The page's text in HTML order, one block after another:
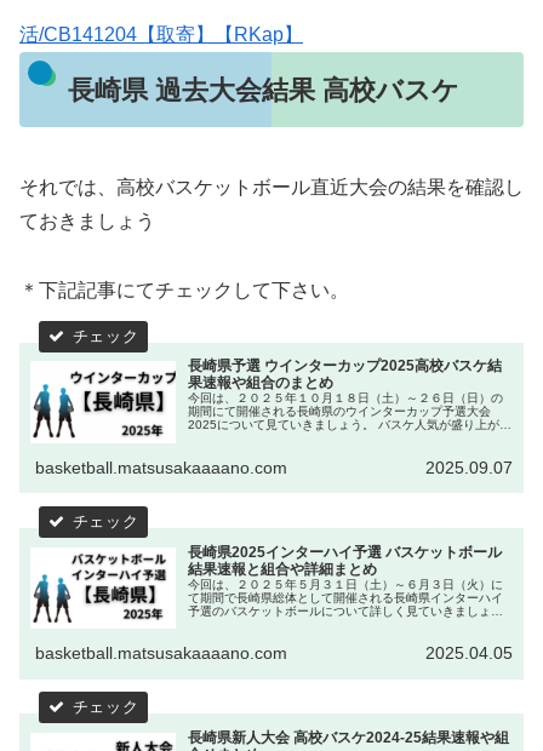
活/CB141204【取寄】【RKap】
長崎県 過去大会結果 高校バスケ
それでは、高校バスケットボール直近大会の結果を確認し
ておきましょう
＊下記記事にてチェックして下さい。
長崎県予選 ウインターカップ2025高校バスケ結
果速報や組合のまとめ
今回は、２０２５年１０月１８日（土）～２６日（日）の
期間にて開催される長崎県のウインターカップ予選大会
2025について見ていきましょう。 バスケ人気が盛り上がる
basketball.matsusakaaaano.com 2025.09.07
長崎県2025インターハイ予選 バスケットボール
結果速報と組合や詳細まとめ
今回は、２０２５年５月３１日（土）～６月３日（火）に
て期間で長崎県総体として開催される長崎県インターハイ
予選のバスケットボールについて詳しく見ていきましょ
basketball.matsusakaaaano.com 2025.04.05
長崎県新人大会 高校バスケ2024-25結果速報や組